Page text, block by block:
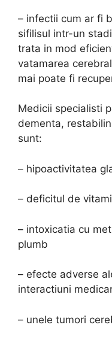
– infectii cum ar fi
sifilisul intr-un
trata in mod
vatamarea
mai poate fi
Medicii specialisti
dementa,
sunt:
– hipoactivitatea
– deficitul de
– intoxicatia cu
plumb
– efecte adverse
interactiuni
– unele tumori